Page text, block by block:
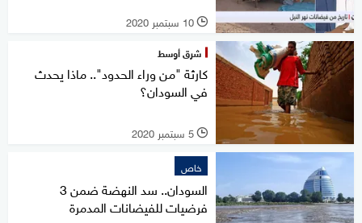
l 10 سبتمبر 2020
شرق أوسط
كارثة "من وراء الحدود".. ماذا يحدث
في السودان؟
l 5 سبتمبر 2020
خاص
السودان.. سد النهضة ضمن 3
فرضيات للفيضانات المدمرة